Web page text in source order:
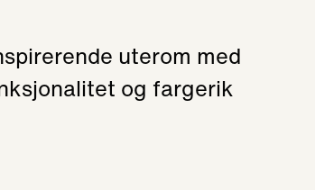
uterom med
og fargerik